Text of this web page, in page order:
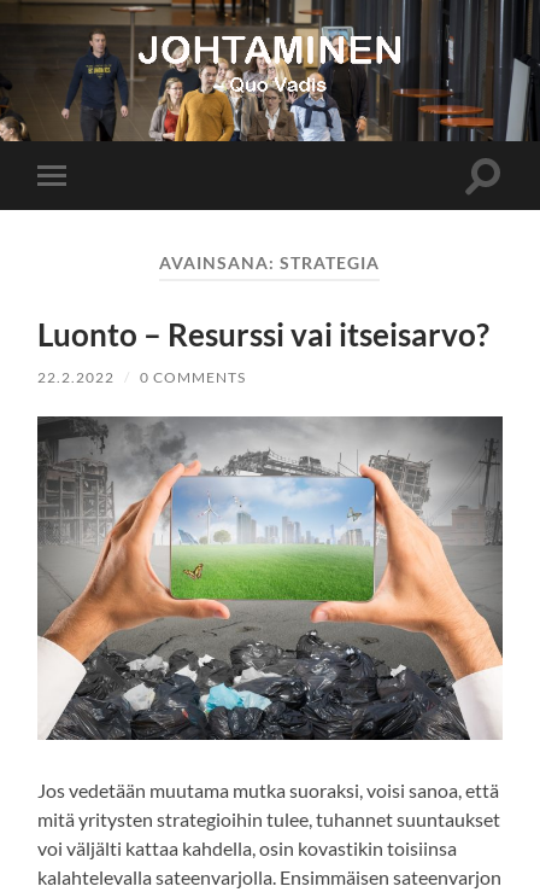
Johtaminen
mobile
Toggle
AVAINSANA:STRATEGIA
Luonto – Resurssi vai itseisarvo?
22.2.2022 / 0 COMMENTS
Jos vedetään muutama mutka suoraksi, voisi sanoa, että
mitä yritysten strategioihin tulee, tuhannet suuntaukset
voi väljälti kattaa kahdella, osin kovastikin toisiinsa
kalahtelevalla sateenvarjolla. Ensimmäisen sateenvarjon